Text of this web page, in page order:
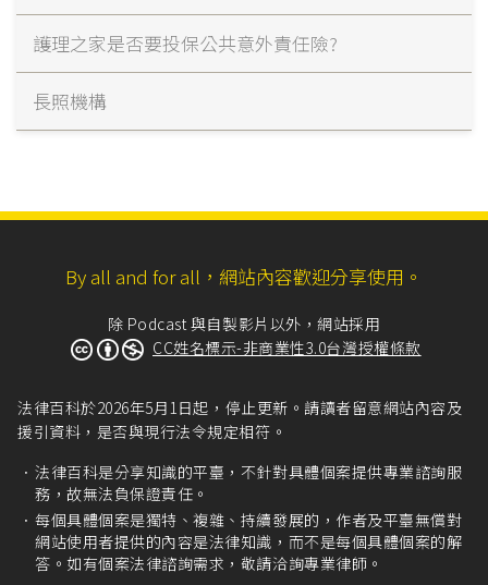
護理之家是否要投保公共意外責任險?
長照機構
By all and for all，網站內容歡迎分享使用。
除 Podcast 與自製影片以外，網站採用
CC姓名標示-非商業性3.0台灣授權條款
法律百科於2026年5月1日起，停止更新。請讀者留意網站內容及
援引資料，是否與現行法令規定相符。
法律百科是分享知識的平臺，不針對具體個案提供專業諮詢服
務，故無法負保證責任。
每個具體個案是獨特、複雜、持續發展的，作者及平臺無償對
網站使用者提供的內容是法律知識，而不是每個具體個案的解
答。如有個案法律諮詢需求，敬請洽詢專業律師。